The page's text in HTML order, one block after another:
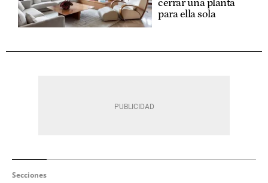
cerrar una planta
para ella sola
Secciones